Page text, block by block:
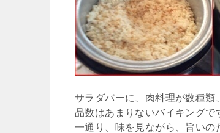
サラダバーに、肉料理が数種類
品数はあまりないバイキングで
一通り、味を見ながら、旨い